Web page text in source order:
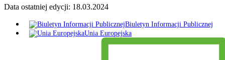
Data ostatniej edycji: 18.03.2024
Biuletyn Informacji Publicznej
Unia Europejska